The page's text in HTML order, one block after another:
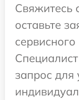
Свяжитесь
оставьте
запрос для